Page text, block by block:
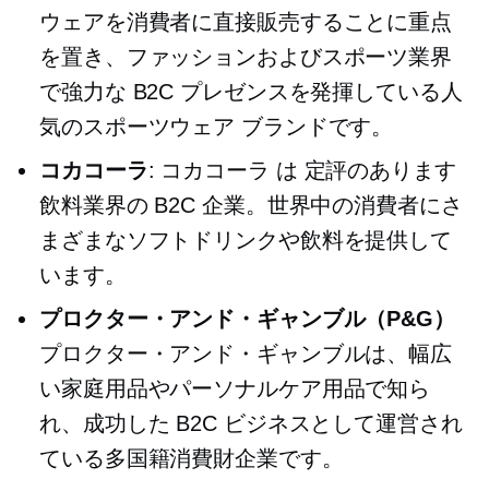
ウェアを消費者に直接販売することに重点
を置き、ファッションおよびスポーツ業界
で強力な B2C プレゼンスを発揮している人
気のスポーツウェア ブランドです。
コカコーラ: コカコーラ は 定評のあります
飲料業界の B2C 企業。世界中の消費者にさ
まざまなソフトドリンクや飲料を提供して
います。
プロクター・アンド・ギャンブル（P&G）
プロクター・アンド・ギャンブルは、幅広
い家庭用品やパーソナルケア用品で知ら
れ、成功した B2C ビジネスとして運営され
ている多国籍消費財企業です。